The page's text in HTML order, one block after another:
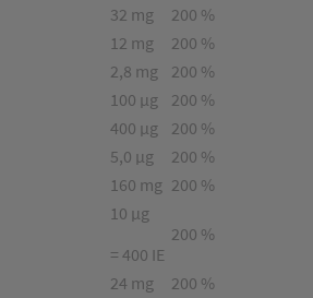
32 mg
200 %
12 mg
200 %
2,8 mg
200 %
100 µg
200 %
400 µg
200 %
5,0 µg
200 %
160 mg 200 %
10 µg
= 400 IE
200 %
24 mg
200 %